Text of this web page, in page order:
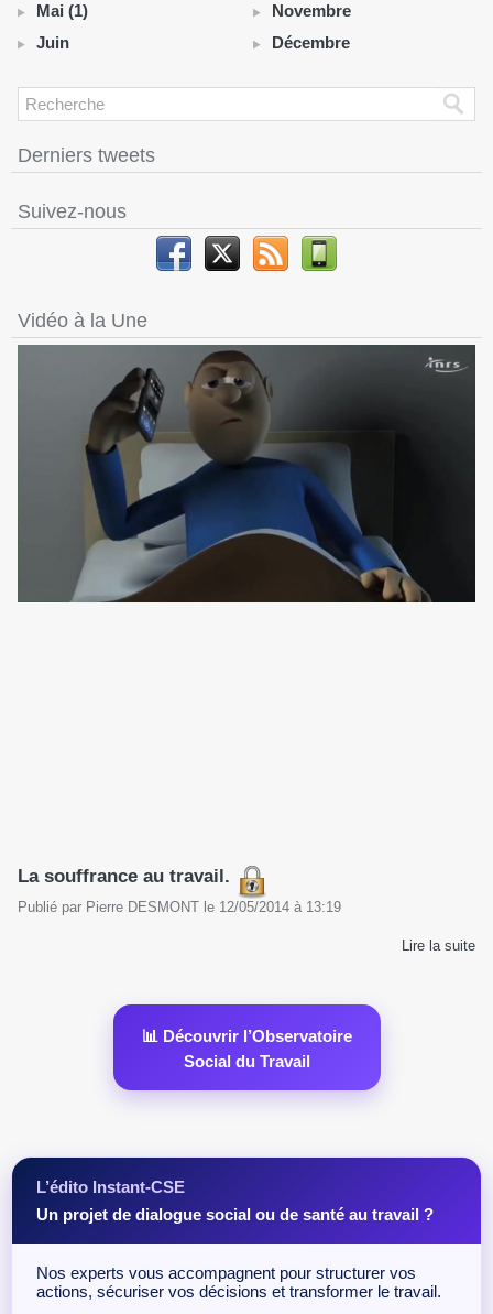
Mai (1)
Juin
Novembre
Décembre
Derniers tweets
Suivez-nous
Vidéo à la Une
La souffrance au travail.
Publié par Pierre DESMONT le 12/05/2014 à 13:19
Lire la suite
📊 Découvrir l’Observatoire
Social du Travail
L’édito Instant-CSE
Un projet de dialogue social ou de santé au travail ?
Nos experts vous accompagnent pour structurer vos
actions, sécuriser vos décisions et transformer le travail.